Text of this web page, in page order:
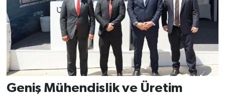
Geniş Mühendislik ve Üretim